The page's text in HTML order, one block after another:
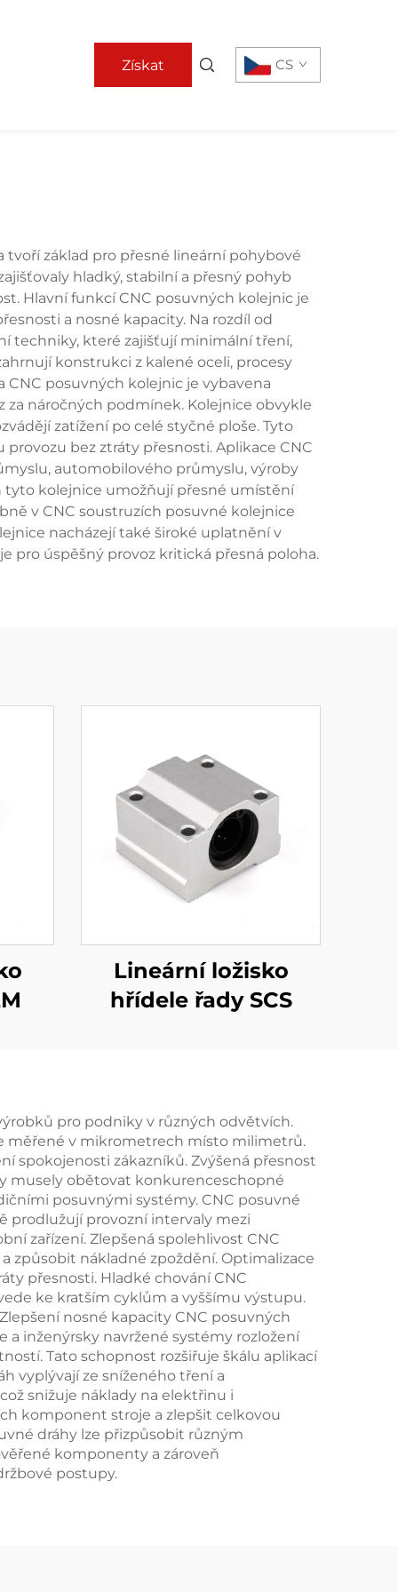
Získat CS
základ pro přesné lineární pohybové
hladký, stabilní a přesný pohyb
Hlavní funkcí CNC posuvných kolejnic je
a nosné kapacity. Na rozdíl od
techniky, které zajišťují minimální tření,
konstrukci z kalené oceli, procesy
CNC posuvných kolejnic je vybavena
za náročných podmínek. Kolejnice obvykle
zatížení po celé styčné ploše. Tyto
bez ztráty přesnosti. Aplikace CNC
automobilového průmyslu, výroby
tyto kolejnice umožňují přesné umístění
v CNC soustruzích posuvné kolejnice
nacházejí také široké uplatnění v
pro úspěšný provoz kritická přesná poloha.
Lineární ložisko
hřídele řady SCS
pro podniky v různých odvětvích.
měřené v mikrometrech místo milimetrů.
spokojenosti zákazníků. Zvýšená přesnost
musely obětovat konkurenceschopné
posuvnými systémy. CNC posuvné
prodlužují provozní intervaly mezi
zařízení. Zlepšená spolehlivost CNC
způsobit nákladné zpoždění. Optimalizace
přesnosti. Hladké chování CNC
ke kratším cyklům a vyššímu výstupu.
nosné kapacity CNC posuvných
a inženýrsky navržené systémy rozložení
Tato schopnost rozšiřuje škálu aplikací
vyplývají ze sníženého tření a
snižuje náklady na elektřinu i
komponent stroje a zlepšit celkovou
dráhy lze přizpůsobit různým
komponenty a zároveň
postupy.